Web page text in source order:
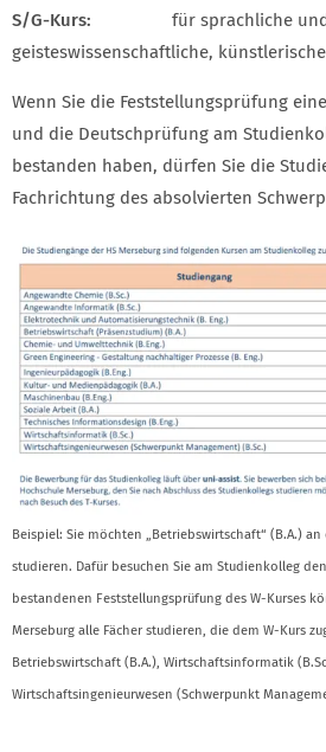
S/G-Kurs: für sprachliche
geisteswissenschaftliche, künstlerische
Wenn Sie die Feststellungsprüfung
und die Deutschprüfung am
bestanden haben, dürfen Sie die
Fachrichtung des absolvierten
Beispiel: Sie möchten „Betriebswirtschaft“ (B.A.)
studieren. Dafür besuchen Sie am Studienkolleg
bestandenen Feststellungsprüfung des W-Kurses
Merseburg alle Fächer studieren, die dem W-Kurs
Betriebswirtschaft (B.A.), Wirtschaftsinformatik
Wirtschaftsingenieurwesen (Schwerpunkt